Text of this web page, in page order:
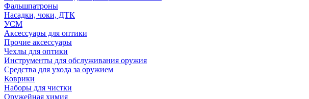
Фальшпатроны
Насадки, чоки, ДТК
УСМ
Аксессуары для оптики
Прочие аксессуары
Чехлы для оптики
Инструменты для обслуживания оружия
Средства для ухода за оружием
Коврики
Наборы для чистки
Оружейная химия